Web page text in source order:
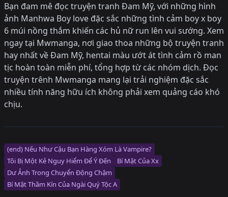
Bạn đam mê đọc truyện tranh Đam Mỹ, với những hình
ảnh Manhwa Boy love đặc sắc những tình cảm boy x boy
6 múi nồng thắm khiến các hủ nữ run lên vui sướng. Xem
ngay tại Mwmanga, nơi giao thoa những bộ truyện tranh
hay nhất về Đam Mỹ, hentai màu ướt át tình cảm rồ man
tịc hoàn toàn miễn phí, tổng hợp từ các nhóm dịch. Đọc
truyện trênh Mwmanga mang lại trải nghiệm đặc sắc
nhiều tính năng hữu ích không phải xem quảng cáo khó
chịu.
(end) Nếu Như Cậu Bạn Hàng Xóm Là Vampire?
Tôi Bị Một Kẻ Nguy Hiểm Để Ý Đến
Bí Mật Của Xx
Dư Ảnh Trong Chuyển Động Chậm
Bí Mật Thầm Kín Của Ngài Quý Tộc Α